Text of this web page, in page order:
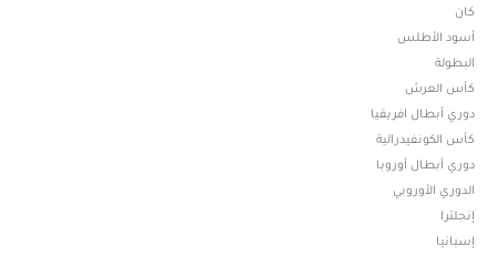
كان
أسود الأطلس
البطولة
كأس العرش
دوري أبطال افريقيا
كأس الكونفيدرالية
دوري أبطال أوروبا
الدوري الأوروبي
إنجلترا
إسبانيا